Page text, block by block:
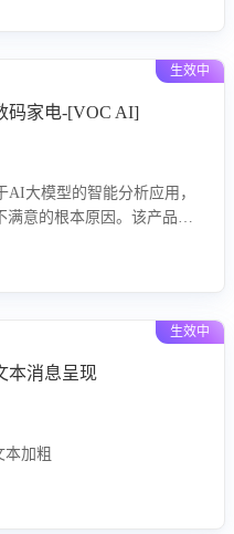
应对合理性与成效。系统
生效中
码家电-[VOC AI]
大模型的智能分析应用，
满意的根本原因。该产品可
供可落地的改进建议与策
生效中
本消息呈现
本加粗